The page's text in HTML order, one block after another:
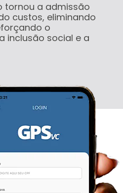
tornou a admissão
custos, eliminando
o
inclusão social e a